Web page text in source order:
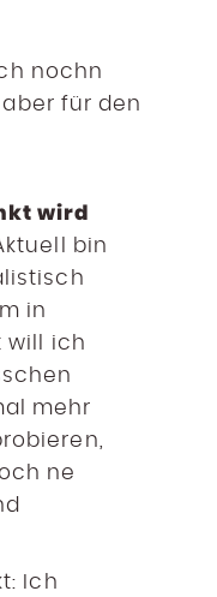
nochn
für den
wird
bin
in
will ich
mehr
ne
Ich